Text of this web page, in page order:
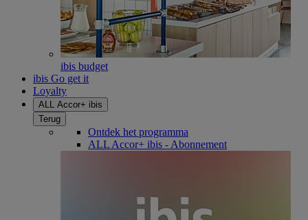
ibis budget
ibis Go get it
Loyalty
ALL Accor+ ibis
Terug
Ontdek het programma
ALL Accor+ ibis - Abonnement